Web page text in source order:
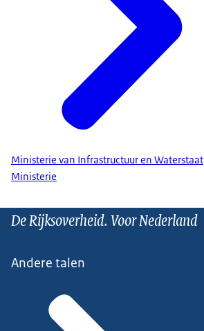
Ministerie van Infrastructuur en Waterstaat
Ministerie
De Rijksoverheid. Voor Nederland
Andere talen